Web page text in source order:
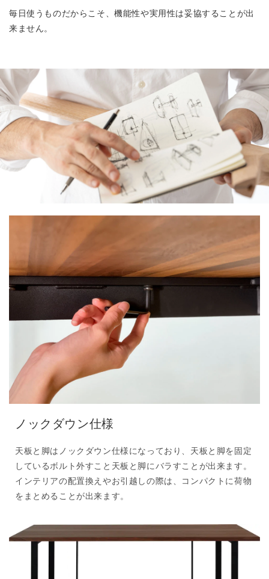
毎日使うものだからこそ、機能性や実用性は妥協することが出
来ません。
ノックダウン仕様
天板と脚はノックダウン仕様になっており、天板と脚を固定
しているボルト外すこと天板と脚にバラすことが出来ます。
インテリアの配置換えやお引越しの際は、コンパクトに荷物
をまとめることが出来ます。